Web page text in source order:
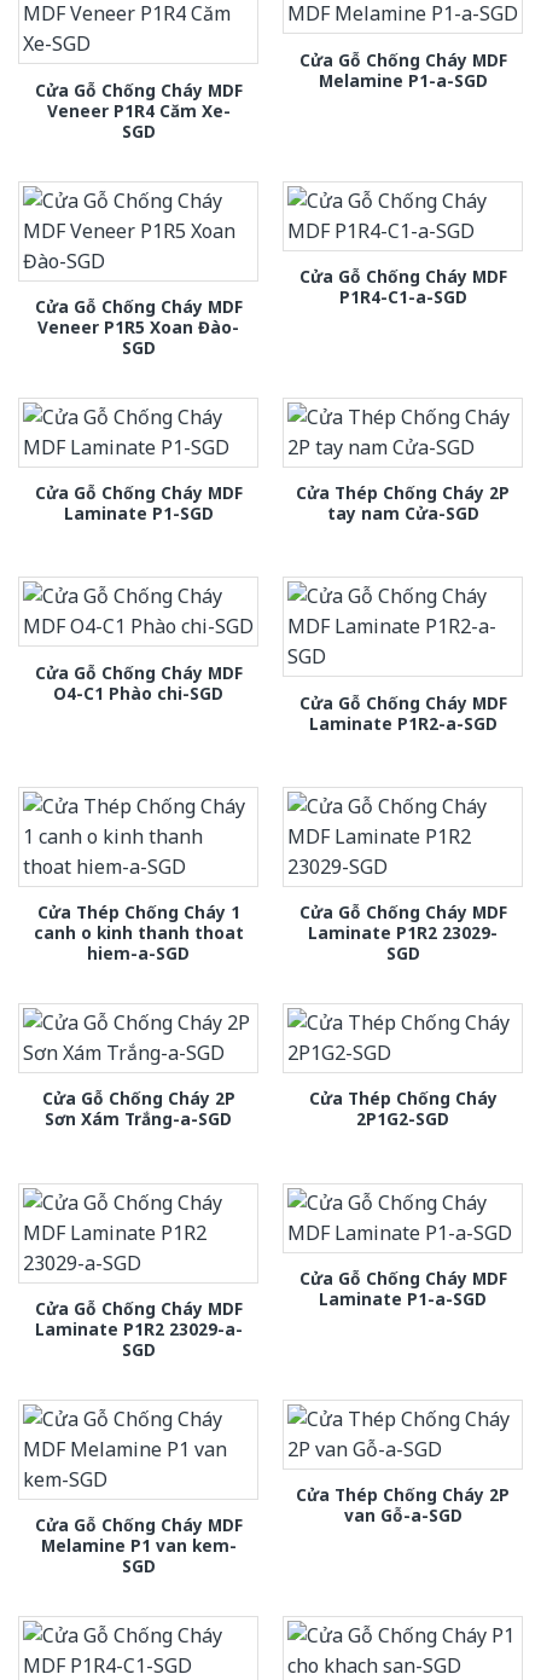
Cửa Gỗ Chống Cháy MDF
Veneer P1R4 Căm Xe-
SGD
Cửa Gỗ Chống Cháy MDF
Melamine P1-a-SGD
Cửa Gỗ Chống Cháy MDF
Veneer P1R5 Xoan Đào-
SGD
Cửa Gỗ Chống Cháy MDF
P1R4-C1-a-SGD
Cửa Gỗ Chống Cháy MDF
Laminate P1-SGD
Cửa Thép Chống Cháy 2P
tay nam Cửa-SGD
Cửa Gỗ Chống Cháy MDF
O4-C1 Phào chi-SGD
Cửa Gỗ Chống Cháy MDF
Laminate P1R2-a-SGD
Cửa Thép Chống Cháy 1
canh o kinh thanh thoat
hiem-a-SGD
Cửa Gỗ Chống Cháy MDF
Laminate P1R2 23029-
SGD
Cửa Gỗ Chống Cháy 2P
Sơn Xám Trắng-a-SGD
Cửa Thép Chống Cháy
2P1G2-SGD
Cửa Gỗ Chống Cháy MDF
Laminate P1R2 23029-a-
SGD
Cửa Gỗ Chống Cháy MDF
Laminate P1-a-SGD
Cửa Gỗ Chống Cháy MDF
Melamine P1 van kem-
SGD
Cửa Thép Chống Cháy 2P
van Gỗ-a-SGD